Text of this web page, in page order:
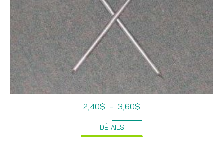
2,40$ – 3,60$Plage
prix :
à
DÉTAILS